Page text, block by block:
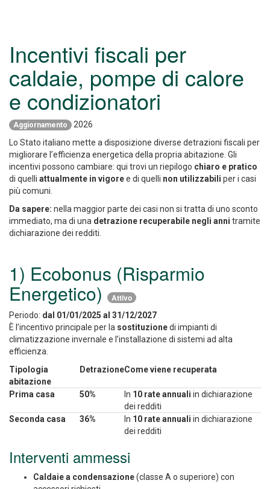
Incentivi fiscali per
caldaie, pompe di calore
e condizionatori
Aggiornamento
2026
Lo Stato italiano mette a disposizione diverse detrazioni fiscali per
migliorare l’efficienza energetica della propria abitazione. Gli
incentivi possono cambiare: qui trovi un riepilogo chiaro e pratico
di quelli attualmente in vigoree di quelli non utilizzabili per i casi
più comuni.
Da sapere: nella maggior parte dei casi non si tratta di uno sconto
immediato, ma di una detrazione recuperabile negli anni tramite
dichiarazione dei redditi.
1) Ecobonus (Risparmio
Energetico) Attivo
Periodo: dal 01/01/2025 al 31/12/2027
È l’incentivo principale per la sostituzionedi impianti di
climatizzazione invernale e l’installazione di sistemi ad alta
efficienza.
Tipologia
abitazione
DetrazioneCome viene recuperata
Prima casa 50% In 10 rate annuali in dichiarazione
dei redditi
Seconda casa
36% In 10 rate annuali in dichiarazione
dei redditi
Interventi ammessi
Caldaie a condensazione(classe A o superiore) con